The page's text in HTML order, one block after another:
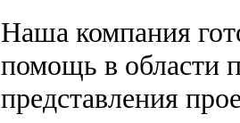
Наша компания
помощь в области
представления